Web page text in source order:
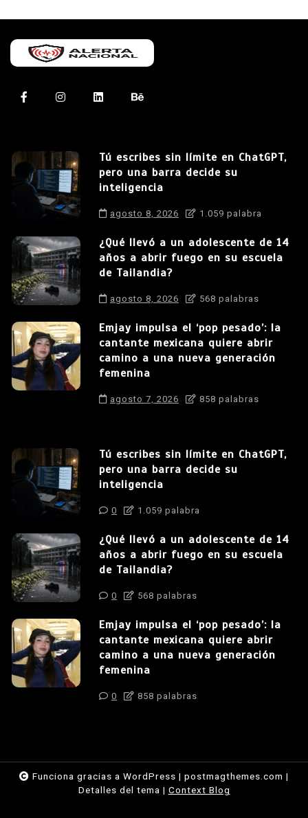
Tú escribes sin límite en ChatGPT,
pero una barra decide su
inteligencia
agosto 8, 2026 1.059 palabra
¿Qué llevó a un adolescente de 14
años a abrir fuego en su escuela
de Tailandia?
agosto 8, 2026 568 palabras
Emjay impulsa el ‘pop pesado’: la
cantante mexicana quiere abrir
camino a una nueva generación
femenina
agosto 7, 2026 858 palabras
Tú escribes sin límite en ChatGPT,
pero una barra decide su
inteligencia
0 1.059 palabra
¿Qué llevó a un adolescente de 14
años a abrir fuego en su escuela
de Tailandia?
0 568 palabras
Emjay impulsa el ‘pop pesado’: la
cantante mexicana quiere abrir
camino a una nueva generación
femenina
0 858 palabras
Funciona gracias a WordPress | postmagthemes.com |
Detalles del tema | Context Blog